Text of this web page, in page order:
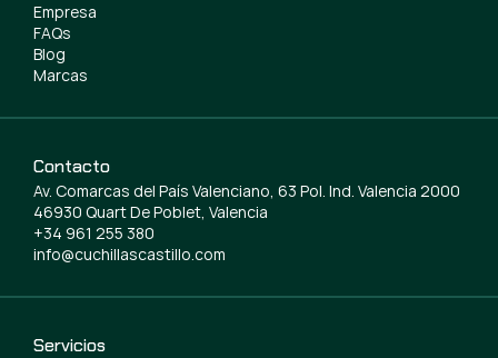
Servicios
Empresa
FAQs
Blog
Marcas
Contacto
Av. Comarcas del País Valenciano, 63 Pol. Ind. Valencia 2000
46930 Quart De Poblet, Valencia
+34 961 255 380
info@cuchillascastillo.com